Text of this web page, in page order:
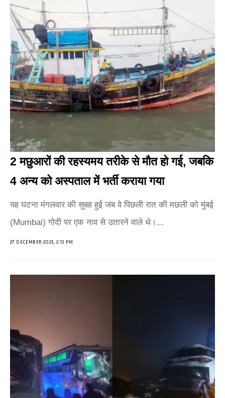
2 मछुआरों की रहस्यमय तरीके से मौत हो गई, जबकि
4 अन्य को अस्पताल में भर्ती कराया गया
यह घटना मंगलवार की सुबह हुई जब वे पिछली रात की मछली को मुंबई
(Mumbai) गोदी पर एक नाव से उतारने वाले थे।...
27 DECEMBER 2023, 2:13 PM